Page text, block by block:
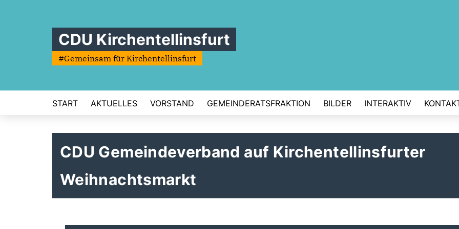
CDU Kirchentellinsfurt
#Gemeinsam für Kirchentellinsfurt
START AKTUELLES VORSTAND GEMEINDERATSFRAKTION BILDER INTERAKTIV
CDU Gemeindeverband auf Kirchentellinsfurter
Weihnachtsmarkt